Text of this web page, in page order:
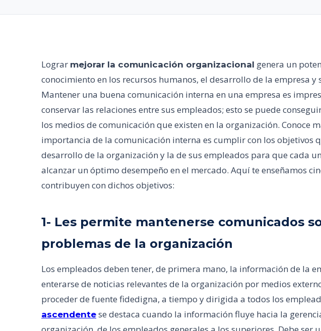
Lograr mejorar la comunicación organizacional genera un
conocimiento en los recursos humanos, el desarrollo de la empresa
Mantener una buena comunicación interna en una empresa es
conservar las relaciones entre sus empleados; esto se puede
los medios de comunicación que existen en la organización. Conoce
importancia de la comunicación interna es cumplir con los objetivos
desarrollo de la organización y la de sus empleados para que cada
alcanzar un óptimo desempeño en el mercado. Aquí te enseñamos
contribuyen con dichos objetivos:
1- Les permite mantenerse comunicados
problemas de la organización
Los empleados deben tener, de primera mano, la información de la
enterarse de noticias relevantes de la organización por medios
proceder de fuente fidedigna, a tiempo y dirigida a todos los
ascendente se destaca cuando la información fluye hacia la